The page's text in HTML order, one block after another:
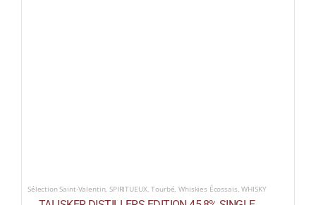
Sélection Saint-Valentin,SPIRITUEUX,Tourbé,Whiskies Écossais,WHISKY